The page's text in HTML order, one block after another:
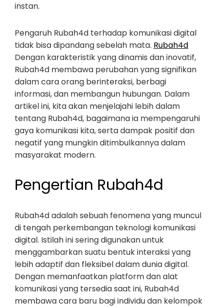
instan.
Pengaruh Rubah4d terhadap komunikasi digital
tidak bisa dipandang sebelah mata. Rubah4d
Dengan karakteristik yang dinamis dan inovatif,
Rubah4d membawa perubahan yang signifikan
dalam cara orang berinteraksi, berbagi
informasi, dan membangun hubungan. Dalam
artikel ini, kita akan menjelajahi lebih dalam
tentang Rubah4d, bagaimana ia mempengaruhi
gaya komunikasi kita, serta dampak positif dan
negatif yang mungkin ditimbulkannya dalam
masyarakat modern.
Pengertian Rubah4d
Rubah4d adalah sebuah fenomena yang muncul
di tengah perkembangan teknologi komunikasi
digital. Istilah ini sering digunakan untuk
menggambarkan suatu bentuk interaksi yang
lebih adaptif dan fleksibel dalam dunia digital.
Dengan memanfaatkan platform dan alat
komunikasi yang tersedia saat ini, Rubah4d
membawa cara baru bagi individu dan kelompok